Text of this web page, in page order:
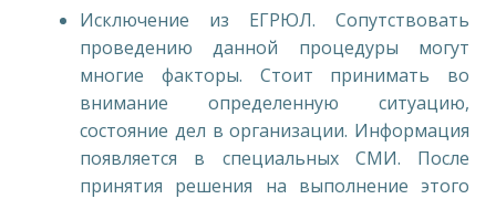
Исключение из ЕГРЮЛ. Сопутствовать
проведению данной процедуры могут
многие факторы. Стоит принимать во
внимание определенную ситуацию,
состояние дел в организации. Информация
появляется в специальных СМИ. После
принятия решения на выполнение этого